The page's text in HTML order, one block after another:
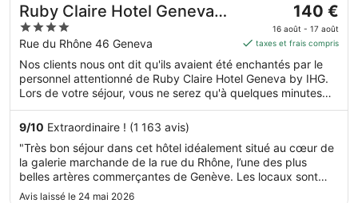
Ruby Claire Hotel Geneva
by IHG
4
out
of
5
Rue du Rhône 46 Geneva
Le
prix
est
de 140 €
par
nuit
août.
140 €
16 août - 17 août
taxes et frais compris
Nos clients nous ont dit qu'ils avaient été enchantés par le
personnel attentionné de Ruby Claire Hotel Geneva by IHG.
Lors de votre séjour, vous ne serez qu'à quelques minutes
de marche de Rue du Rhône. Vous pourrez profiter de
services et équipements comme l'accès Wi-Fi à Internet
gratuit et un bar, sans oublier un café.
9/10 Extraordinaire ! (1 163 avis)
"Très bon séjour dans cet hôtel idéalement situé au cœur de
la galerie marchande de la rue du Rhône, l’une des plus
belles artères commerçantes de Genève. Les locaux sont
propres, bien entretenus, le personnel est accueillant et
Avis laissé le 24 mai 2026